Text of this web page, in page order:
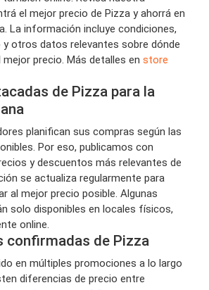
el mejor precio de Pizza y ahorrá en
La información incluye condiciones,
y otros datos relevantes sobre dónde
precio. Más detalles en store
de Pizza para la
planifican sus compras según las
Por eso, publicamos con
y descuentos más relevantes de
se actualiza regularmente para
al mejor precio posible. Algunas
solo disponibles en locales físicos,
online.
confirmadas de Pizza
en múltiples promociones a lo largo
diferencias de precio entre